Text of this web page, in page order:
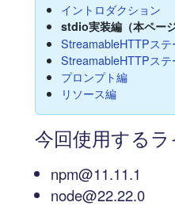
イントロダクション
stdio実装編（本ページ
StreamableHTTPス
StreamableHTTPス
プロンプト編
リソース編
今回使用する
npm@11.11.1
node@22.22.0